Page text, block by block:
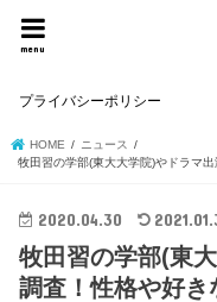
menu
プライバシーポリシー
HOME
ニュース
牧田習の学部(東大大学院)やドラマ
2020.04.30
牧田習の学部(東
調査！性格や好き